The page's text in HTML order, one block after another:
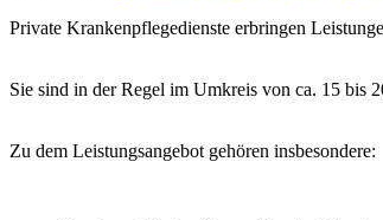
Private Krankenpflegedienste erbringen
Sie sind in der Regel im Umkreis von ca. 15 bis
Zu dem Leistungsangebot gehören insbesondere: